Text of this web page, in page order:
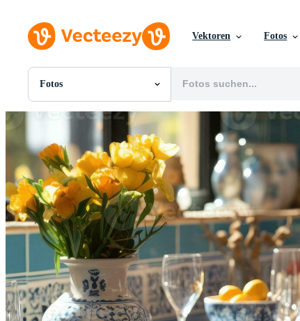
Vektoren Fotos
Fotos
Alle Bilder
Fotos
PSDs
SVGs
Vorlagen
Vektoren
Videos
Motion Graphics
Redaktionelle Bilder
Redaktionelle Ereignisse